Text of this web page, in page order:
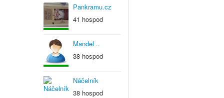
Pankramu.cz
41 hospod
Mandel ..
38 hospod
Náčelník
38 hospod